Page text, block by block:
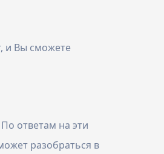
и Вы сможете
ответам на эти
разобраться в